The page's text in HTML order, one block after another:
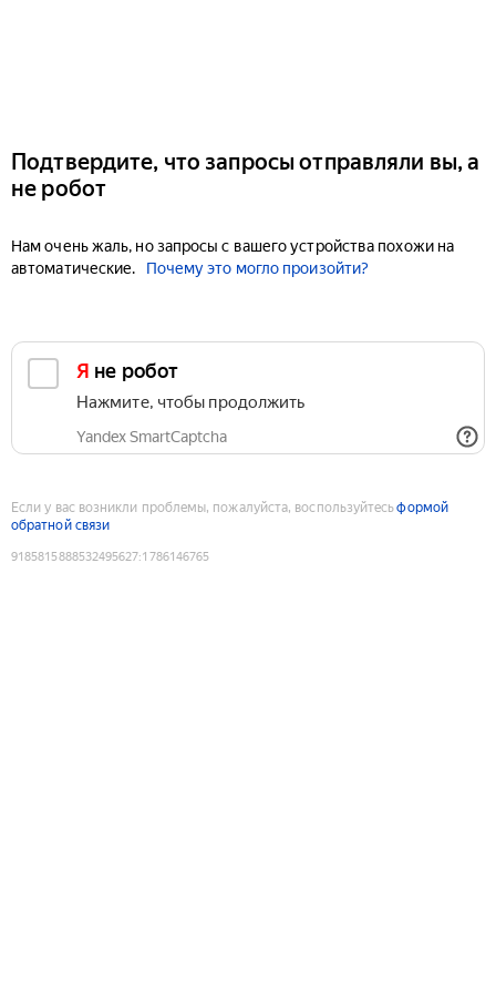
Подтвердите, что запросы отправляли вы, а
не робот
Нам очень жаль, но запросы с вашего устройства похожи на
автоматические.
Почему это могло произойти?
Я не робот
Нажмите, чтобы продолжить
Yandex SmartCaptcha
Если у вас возникли проблемы, пожалуйста, воспользуйтесьформой
обратной связи
9185815888532495627:1786146765